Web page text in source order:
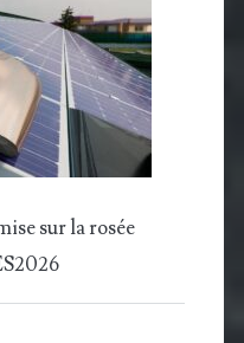
sur la rosée